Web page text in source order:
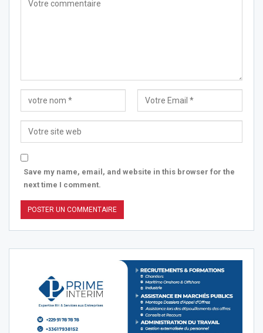
Save my name, email, and website in this browser for the
next time I comment.